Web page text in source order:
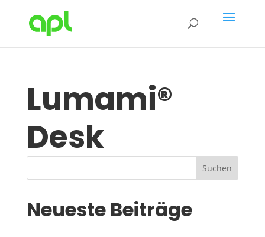
Lumami®
Desk
Suchen
Neueste Beiträge